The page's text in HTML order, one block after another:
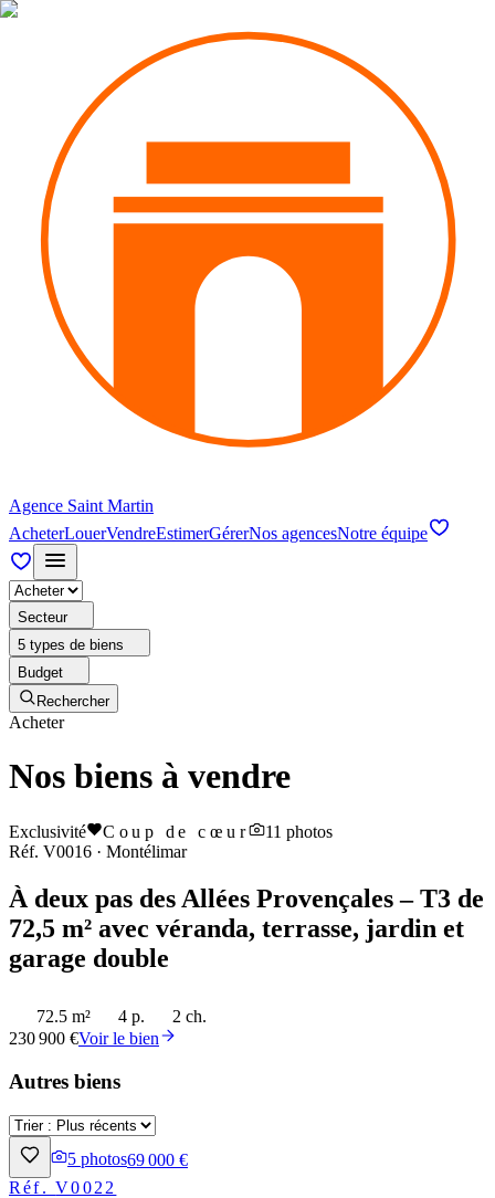
Agence Saint Martin
AcheterLouerVendreEstimerGérerNos agencesNotre équipe
Secteur
5 types de biens
Budget
Rechercher
Acheter
Nos biens à vendre
Exclusivité Coup de cœur 11 photos
Réf. V0016 · Montélimar
À deux pas des Allées Provençales – T3 de
72,5 m² avec véranda, terrasse, jardin et
garage double
72.5 m² 4 p.
2 ch.
230 900 €Voir le bien
Autres biens
5 photos69 000 €
Réf.V0022